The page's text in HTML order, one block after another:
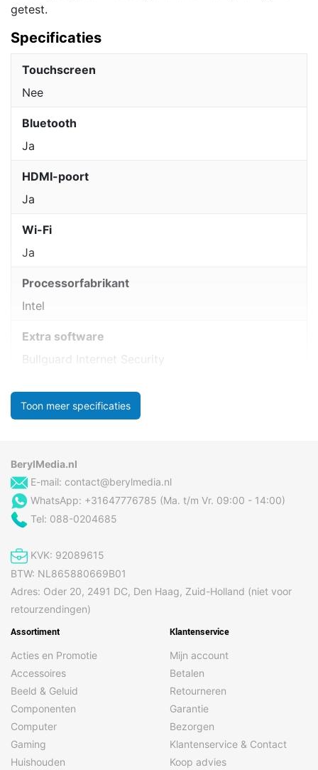
getest.
Specificaties
Touchscreen
Nee
Bluetooth
Ja
HDMI-poort
Ja
Wi-Fi
Ja
Processorfabrikant
Intel
Extra software
Bullguard Internet Security
Toon meer specificaties
BerylMedia.nl
E-mail: contact@berylmedia.nl
WhatsApp: +31647776785 (Ma. t/m Vr. 09:00 - 14:00)
Tel: 088-0204685
KVK: 92089615
BTW: NL865880669B01
Adres: Oder 20, 2491 DC, Den Haag, Zuid-Holland (niet voor
retourzendingen)
Assortiment
Acties en Promotie
Accessoires
Beeld & Geluid
Componenten
Computer
Gaming
Huishouden
Klantenservice
Mijn account
Betalen
Retourneren
Garantie
Bezorgen
Klantenservice & Contact
Koop advies